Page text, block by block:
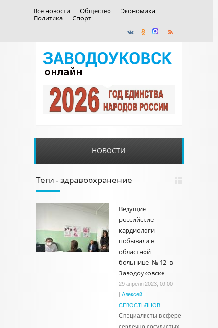
Все новости Общество
Экономика
Политика
Спорт
НОВОСТИ
Теги - здравоохранение
Ведущие
российские
кардиологи
побывали в
областной
больнице № 12 в
Заводоуковске
29 апреля 2023, 09:00
| Алексей
СЕВОСТЬЯНОВ
Специалисты в сфере
сердечно-сосудистых